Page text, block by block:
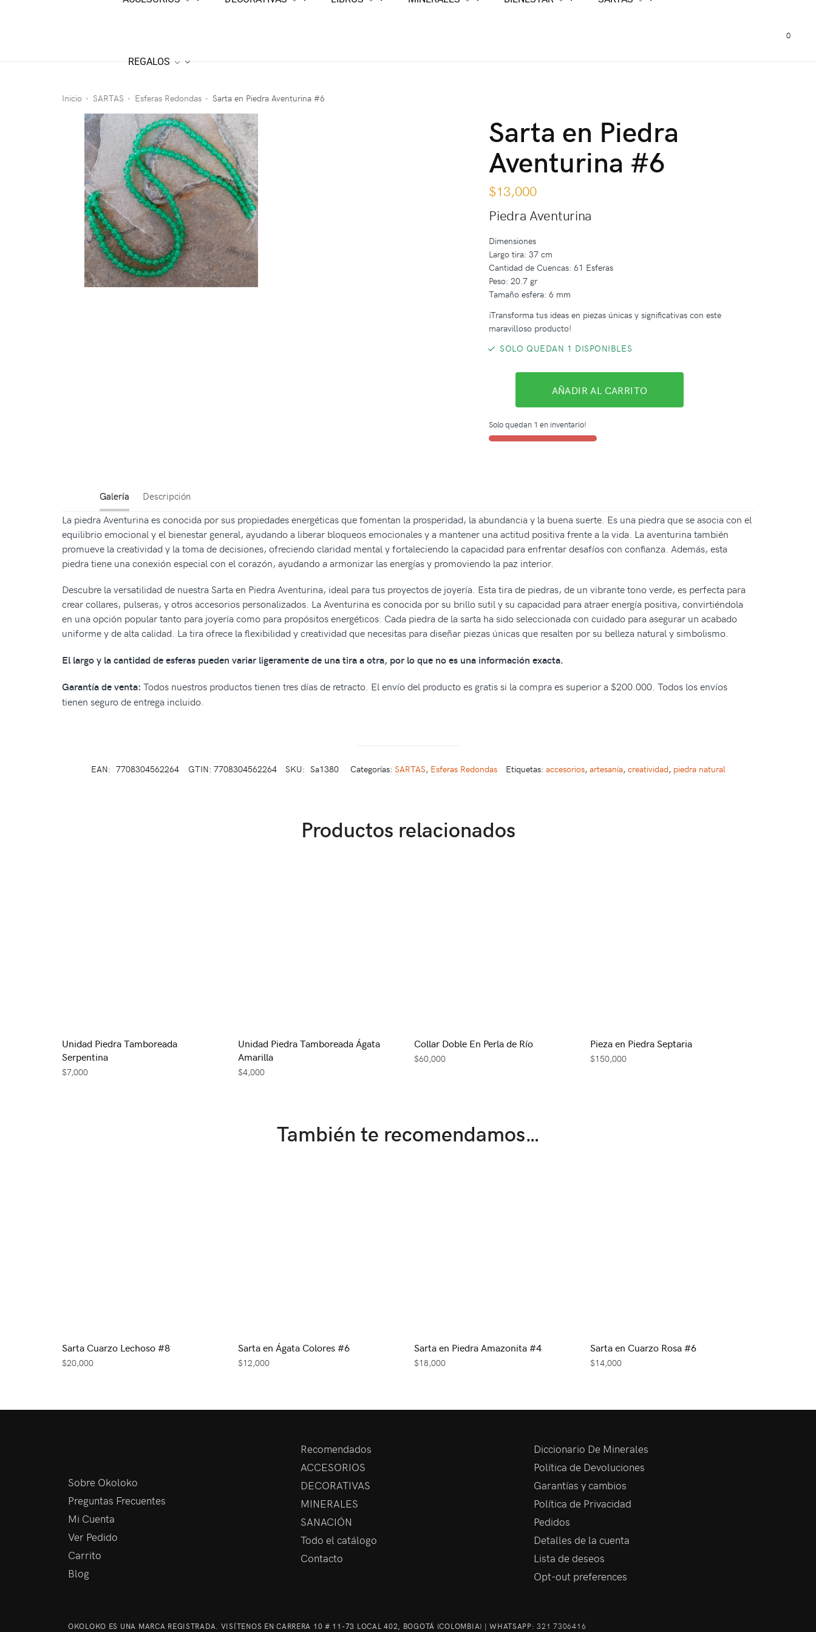
REGALOS
0
Inicio • SARTAS • Esferas Redondas • Sarta en Piedra Aventurina #6
Sarta en Piedra
Aventurina #6
$13,000
Piedra Aventurina
Dimensiones
Largo tira: 37 cm
Cantidad de Cuencas: 61 Esferas
Peso: 20.7 gr
Tamaño esfera: 6 mm
¡Transforma tus ideas en piezas únicas y significativas con este
maravilloso producto!
SOLO QUEDAN 1 DISPONIBLES
AÑADIR AL CARRITO
Solo quedan 1 en inventario!
Galería Descripción
La piedra Aventurina es conocida por sus propiedades energéticas que fomentan la prosperidad, la abundancia y la buena suerte. Es una piedra que se asocia con el
equilibrio emocional y el bienestar general, ayudando a liberar bloqueos emocionales y a mantener una actitud positiva frente a la vida. La aventurina también
promueve la creatividad y la toma de decisiones, ofreciendo claridad mental y fortaleciendo la capacidad para enfrentar desafíos con confianza. Además, esta
piedra tiene una conexión especial con el corazón, ayudando a armonizar las energías y promoviendo la paz interior.
Descubre la versatilidad de nuestra Sarta en Piedra Aventurina, ideal para tus proyectos de joyería. Esta tira de piedras, de un vibrante tono verde, es perfecta para
crear collares, pulseras, y otros accesorios personalizados. La Aventurina es conocida por su brillo sutil y su capacidad para atraer energía positiva, convirtiéndola
en una opción popular tanto para joyería como para propósitos energéticos. Cada piedra de la sarta ha sido seleccionada con cuidado para asegurar un acabado
uniforme y de alta calidad. La tira ofrece la flexibilidad y creatividad que necesitas para diseñar piezas únicas que resalten por su belleza natural y simbolismo.
El largo y la cantidad de esferas pueden variar ligeramente de una tira a otra, por lo que no es una información exacta.
Garantía de venta: Todos nuestros productos tienen tres días de retracto. El envío del producto es gratis si la compra es superior a $200.000. Todos los envíos
tienen seguro de entrega incluido.
EAN: 7708304562264 GTIN: 7708304562264 SKU: Sa1380 Categorías: SARTAS, Esferas Redondas Etiquetas: accesorios, artesanía, creatividad, piedra natural
Productos relacionados
Unidad Piedra Tamboreada
Serpentina
$7,000
Unidad Piedra Tamboreada Ágata
Amarilla
$4,000
Collar Doble En Perla de Río
$60,000
Pieza en Piedra Septaria
$150,000
También te recomendamos…
Sarta Cuarzo Lechoso #8
$20,000
Sarta en Ágata Colores #6
$12,000
Sarta en Piedra Amazonita #4
$18,000
Sarta en Cuarzo Rosa #6
$14,000
Sobre Okoloko
Preguntas Frecuentes
Mi Cuenta
Ver Pedido
Carrito
Blog
Recomendados
ACCESORIOS
DECORATIVAS
MINERALES
SANACIÓN
Todo el catálogo
Contacto
Diccionario De Minerales
Política de Devoluciones
Garantías y cambios
Política de Privacidad
Pedidos
Detalles de la cuenta
Lista de deseos
Opt-out preferences
OKOLOKO ES UNA MARCA REGISTRADA. VISÍTENOS EN CARRERA 10 # 11-73 LOCAL 402, BOGOTÁ (COLOMBIA) | WHATSAPP:321 7306416